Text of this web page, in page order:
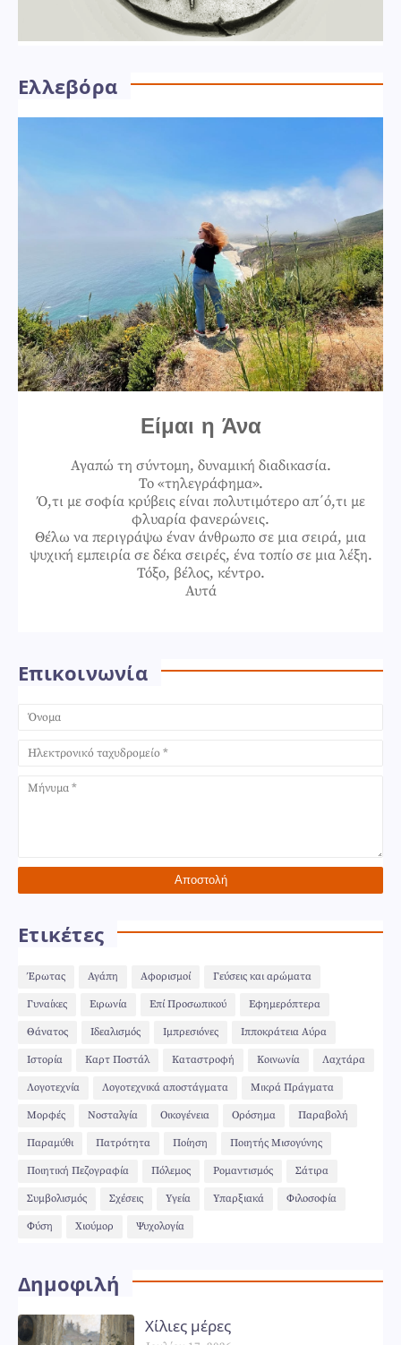
Ελλεβόρα
Είμαι η Άνα
Αγαπώ τη σύντομη, δυναμική διαδικασία.
Το «τηλεγράφημα».
Ό,τι με σοφία κρύβεις είναι πολυτιμότερο απ΄ό,τι με
φλυαρία φανερώνεις.
Θέλω να περιγράψω έναν άνθρωπο σε μια σειρά, μια
ψυχική εμπειρία σε δέκα σειρές, ένα τοπίο σε μια λέξη.
Τόξο, βέλος, κέντρο.
Αυτά
Επικοινωνία
Ετικέτες
Έρωτας Αγάπη Αφορισμοί Γεύσεις και αρώματα
Γυναίκες Ειρωνία Επί Προσωπικού Εφημερόπτερα
Θάνατος Ιδεαλισμός Ιμπρεσιόνες Ιπποκράτεια Αύρα
Ιστορία Καρτ Ποστάλ Καταστροφή Κοινωνία Λαχτάρα
Λογοτεχνία Λογοτεχνικά αποστάγματα Μικρά Πράγματα
Μορφές Νοσταλγία Οικογένεια Ορόσημα Παραβολή
Παραμύθι Πατρότητα Ποίηση Ποιητής Μισογύνης
Ποιητική Πεζογραφία Πόλεμος Ρομαντισμός Σάτιρα
Συμβολισμός Σχέσεις Υγεία Υπαρξιακά Φιλοσοφία
Φύση Χιούμορ Ψυχολογία
Δημοφιλή
Χίλιες μέρες